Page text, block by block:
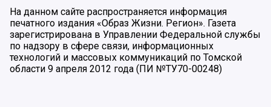
На данном сайте распространяется информация
печатного издания «Образ Жизни. Регион». Газета
зарегистрирована в Управлении Федеральной службы
по надзору в сфере связи, информационных
технологий и массовых коммуникаций по Томской
области 9 апреля 2012 года (ПИ №ТУ70-00248)